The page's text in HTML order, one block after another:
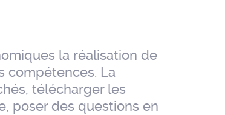
la réalisation de
compétences. La
télécharger les
poser des questions en